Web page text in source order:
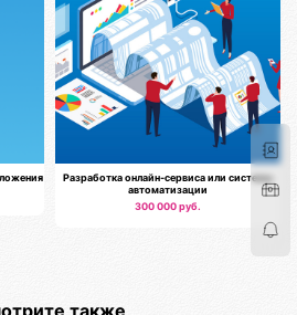
Разработка онлайн-сервиса или системы
автоматизации
300 000 руб.
также